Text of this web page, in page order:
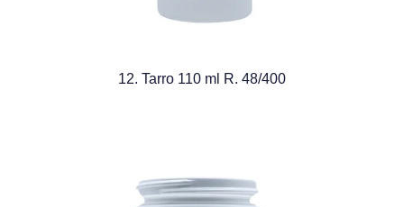
12. Tarro 110 ml R. 48/400